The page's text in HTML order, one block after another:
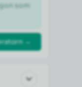
som
→